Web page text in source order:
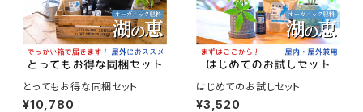
とってもお得な同梱セット
¥10,780
はじめてのお試しセット
¥3,520